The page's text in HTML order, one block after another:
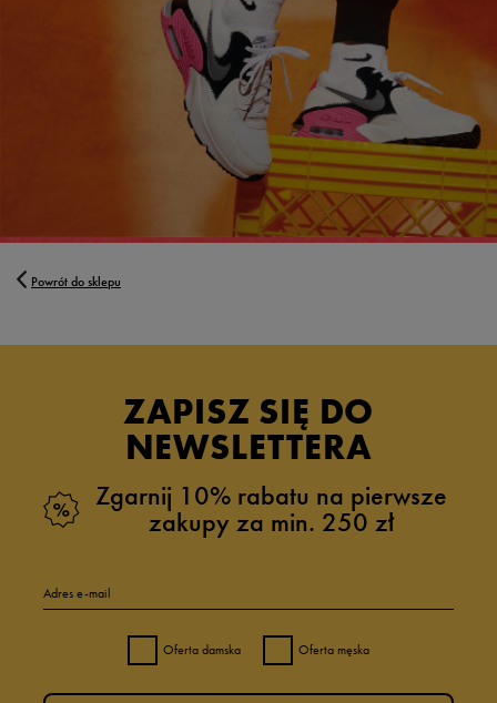
Powrót do sklepu
ZAPISZ SIĘ DO
NEWSLETTERA
Zgarnij 10% rabatu na pierwsze
zakupy za min. 250 zł
Adres e-mail
Oferta damska Oferta męska